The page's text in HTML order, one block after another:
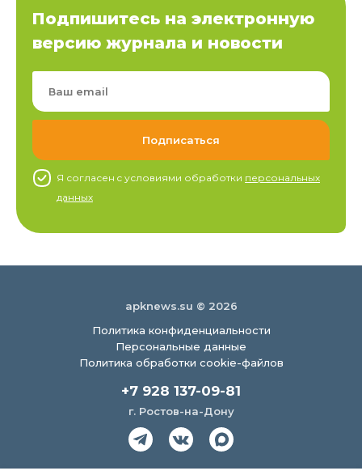
Подпишитесь на электронную
версию журнала и новости
Я согласен c условиями обработки персональных
данных
apknews.su © 2026
Политика конфиденциальности
Персональные данные
Политика обработки cookie-файлов
+7 928 137-09-81
г. Ростов-на-Дону